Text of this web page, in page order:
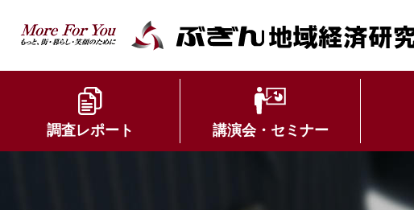
調査レポート 講演会・セミナー